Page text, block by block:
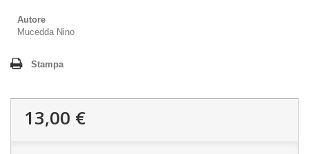
Autore
Mucedda Nino
Stampa
13,00 €